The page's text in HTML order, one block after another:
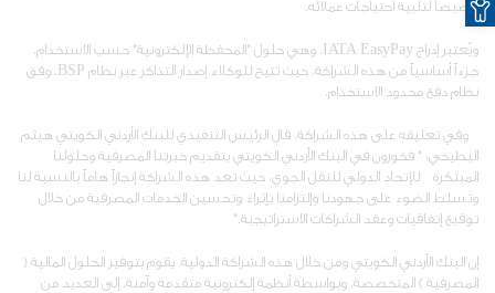
خصيصاً لتلبية احتياجات عملائه.
ويُعتبر إدراج IATA EasyPay، وهي حلول "المحفظة الإلكترونية" حسب الاستخدام،
جزءاً أساسياً من هذه الشراكة، حيث تتيح للوكلاء إصدار التذاكر عبر نظام BSP، وفق
نظام دفع محدود الاستخدام.
وفي تعليقه على هذه الشراكة، قال الرئيس التنفيذي للبنك الأردني الكويتي هيثم
البطيخي: " فخورون في البنك الأردني الكويتي بتقديم خبرتنا المصرفية وحلولنا
المبتكرة للإتحاد الدولي للنقل الجوي، حيث تعد هذه الشراكة إنجازاً هاماً بالنسبة لنا
وتسلط الضوء على جهودنا وإلتزامنا بإثراء وتحسين الخدمات المصرفية من خلال
توقيع إتفاقيات وعقد الشراكات الاستراتيجية."
إن البنك الأردني الكويتي ومن خلال هذه الشراكة الدولية، يقوم بتوفير الحلول المالية (
المصرفية ) المتخصصة، وبواسطة أنظمة إلكترونية متقدمة وآمنة، إلى العديد من